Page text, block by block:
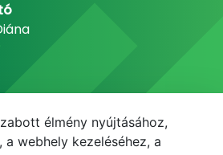
élmény nyújtásához,
a webhely kezeléséhez, a